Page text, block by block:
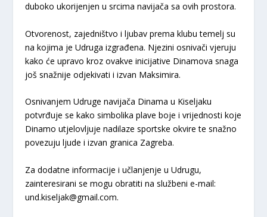
duboko ukorijenjen u srcima navijača sa ovih prostora.
Otvorenost, zajedništvo i ljubav prema klubu temelj su
na kojima je Udruga izgrađena. Njezini osnivači vjeruju
kako će upravo kroz ovakve inicijative Dinamova snaga
još snažnije odjekivati i izvan Maksimira.
Osnivanjem Udruge navijača Dinama u Kiseljaku
potvrđuje se kako simbolika plave boje i vrijednosti koje
Dinamo utjelovljuje nadilaze sportske okvire te snažno
povezuju ljude i izvan granica Zagreba.
Za dodatne informacije i učlanjenje u Udrugu,
zainteresirani se mogu obratiti na službeni e-mail:
und.kiseljak@gmail.com.